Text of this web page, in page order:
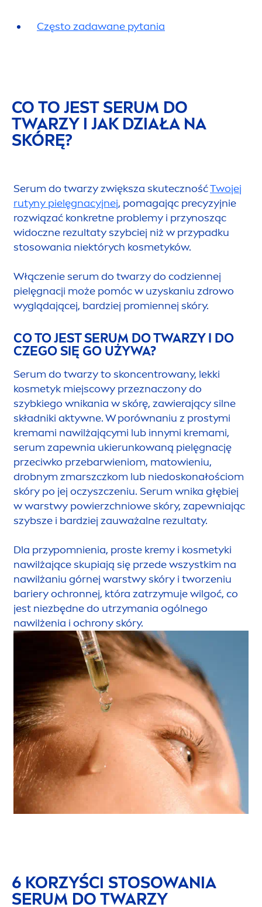
Często zadawane pytania
CO TO JEST SERUM DO
TWARZY I JAK DZIAŁA NA
SKÓRĘ?
Serum do twarzy zwiększa skutecznośćTwojej
rutyny pielęgnacyjnej, pomagając precyzyjnie
rozwiązać konkretne problemy i przynosząc
widoczne rezultaty szybciej niż w przypadku
stosowania niektórych kosmetyków.
Włączenie serum do twarzy do codziennej
pielęgnacji może pomóc w uzyskaniu zdrowo
wyglądającej, bardziej promiennej skóry.
CO TO JEST SERUM DO TWARZY I DO
CZEGO SIĘ GO UŻYWA?
Serum do twarzy to skoncentrowany, lekki
kosmetyk miejscowy przeznaczony do
szybkiego wnikania w skórę, zawierający silne
składniki aktywne. W porównaniu z prostymi
kremami nawilżającymi lub innymi kremami,
serum zapewnia ukierunkowaną pielęgnację
przeciwko przebarwieniom, matowieniu,
drobnym zmarszczkom lub niedoskonałościom
skóry po jej oczyszczeniu. Serum wnika głębiej
w warstwy powierzchniowe skóry, zapewniając
szybsze i bardziej zauważalne rezultaty.
Dla przypomnienia, proste kremy i kosmetyki
nawilżające skupiają się przede wszystkim na
nawilżaniu górnej warstwy skóry i tworzeniu
bariery ochronnej, która zatrzymuje wilgoć, co
jest niezbędne do utrzymania ogólnego
nawilżenia i ochrony skóry.
6 KORZYŚCI STOSOWANIA
SERUM DO TWARZY